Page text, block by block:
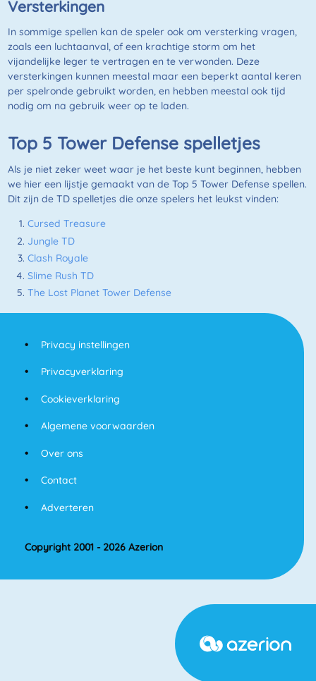
Versterkingen
In sommige spellen kan de speler ook om versterking vragen,
zoals een luchtaanval, of een krachtige storm om het
vijandelijke leger te vertragen en te verwonden. Deze
versterkingen kunnen meestal maar een beperkt aantal keren
per spelronde gebruikt worden, en hebben meestal ook tijd
nodig om na gebruik weer op te laden.
Top 5 Tower Defense spelletjes
Als je niet zeker weet waar je het beste kunt beginnen, hebben
we hier een lijstje gemaakt van de Top 5 Tower Defense spellen.
Dit zijn de TD spelletjes die onze spelers het leukst vinden:
Cursed Treasure
Jungle TD
Clash Royale
Slime Rush TD
The Lost Planet Tower Defense
Privacy instellingen
Privacyverklaring
Cookieverklaring
Algemene voorwaarden
Over ons
Contact
Adverteren
Copyright 2001 - 2026 Azerion